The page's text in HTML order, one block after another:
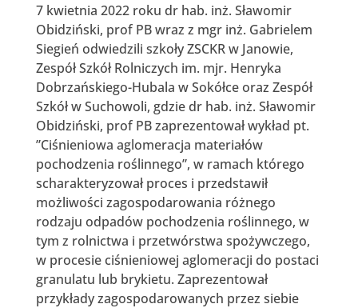
7 kwietnia 2022 roku dr hab. inż. Sławomir
Obidziński, prof PB wraz z mgr inż. Gabrielem
Siegień odwiedzili szkoły ZSCKR w Janowie,
Zespół Szkół Rolniczych im. mjr. Henryka
Dobrzańskiego-Hubala w Sokółce oraz Zespół
Szkół w Suchowoli, gdzie dr hab. inż. Sławomir
Obidziński, prof PB zaprezentował wykład pt.
”Ciśnieniowa aglomeracja materiałów
pochodzenia roślinnego”, w ramach którego
scharakteryzował proces i przedstawił
możliwości zagospodarowania różnego
rodzaju odpadów pochodzenia roślinnego, w
tym z rolnictwa i przetwórstwa spożywczego,
w procesie ciśnieniowej aglomeracji do postaci
granulatu lub brykietu. Zaprezentował
przykłady zagospodarowanych przez siebie